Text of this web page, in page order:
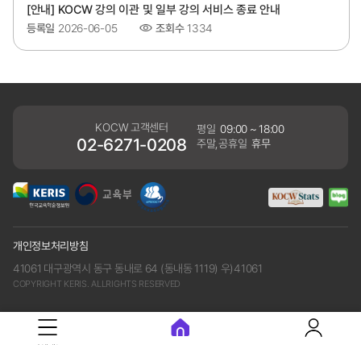
[안내] KOCW 강의 이관 및 일부 강의 서비스 종료 안내
등록일 2026-06-05 조회수 1334
KOCW 고객센터
02-6271-0208
평일 09:00 ~ 18:00
주말,공휴일 휴무
개인정보처리방침
41061 대구광역시 동구 동내로 64 (동내동 1119) 우)41061
COPYRIGHT KERIS. ALLRIGHTS RESERVED